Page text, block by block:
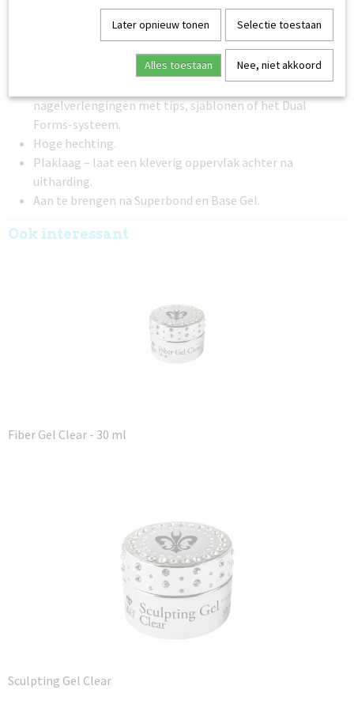
in de nagelplaat te bedekken.
Hoge viscositeit – niveau 4 op een schaal waarbij 1
Hard en stabiel na uitharding – uitstekend voor lange
nagelverlengingen met tips, sjablonen of het Dual
Forms-systeem.
Hoge hechting.
Plaklaag – laat een kleverig oppervlak achter na
uitharding.
Aan te brengen na Superbond en Base Gel.
Ook interessant
Fiber Gel Clear - 30 ml
Sculpting Gel Clear
Later opnieuw tonen Selectie toestaan
Alles toestaan Nee, niet akkoord